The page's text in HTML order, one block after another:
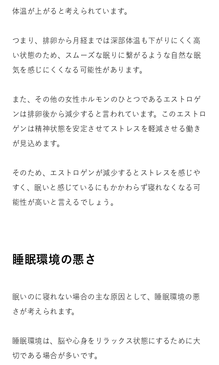
体温が上がると考えられています。
つまり、排卵から月経までは深部体温も下がりにくく高
い状態のため、スムーズな眠りに繋がるような自然な眠
気を感じにくくなる可能性があります。
また、その他の女性ホルモンのひとつであるエストロゲ
ンは排卵後から減少すると言われています。このエストロ
ゲンは精神状態を安定させてストレスを軽減させる働き
が見込めます。
そのため、エストロゲンが減少するとストレスを感じや
すく、眠いと感じているにもかかわらず寝れなくなる可
能性が高いと言えるでしょう。
睡眠環境の悪さ
眠いのに寝れない場合の主な原因として、睡眠環境の悪
さが考えられます。
睡眠環境は、脳や心身をリラックス状態にするために大
切である場合が多いです。